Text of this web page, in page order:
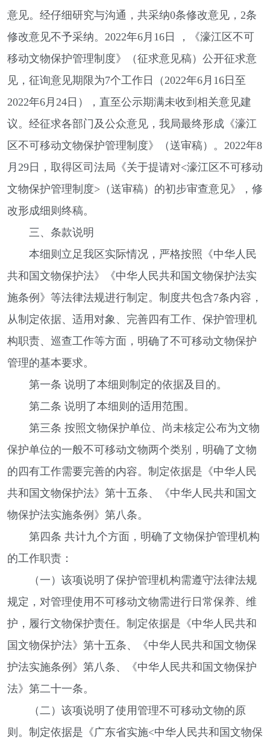
意见。经仔细研究与沟通，共采纳0条修改意见，2条
修改意见不予采纳。2022年6月16日 ，《濠江区不可
移动文物保护管理制度》（征求意见稿）公开征求意
见，征询意见期限为7个工作日（2022年6月16日至
2022年6月24日），直至公示期满未收到相关意见建
议。经征求各部门及公众意见，我局最终形成《濠江
区不可移动文物保护管理制度》（送审稿）。2022年8
月29日，取得区司法局《关于提请对<濠江区不可移动
文物保护管理制度>（送审稿）的初步审查意见》，修
改形成细则终稿。
三、条款说明
本细则立足我区实际情况，严格按照《中华人民
共和国文物保护法》《中华人民共和国文物保护法实
施条例》等法律法规进行制定。制度共包含7条内容，
从制定依据、适用对象、完善四有工作、保护管理机
构职责、巡查工作等方面，明确了不可移动文物保护
管理的基本要求。
第一条 说明了本细则制定的依据及目的。
第二条 说明了本细则的适用范围。
第三条 按照文物保护单位、尚未核定公布为文物
保护单位的一般不可移动文物两个类别，明确了文物
的四有工作需要完善的内容。制定依据是《中华人民
共和国文物保护法》第十五条、《中华人民共和国文
物保护法实施条例》第八条。
第四条 共计九个方面，明确了文物保护管理机构
的工作职责：
（一）该项说明了保护管理机构需遵守法律法规
规定，对管理使用不可移动文物需进行日常保养、维
护，履行文物保护责任。制定依据是《中华人民共和
国文物保护法》第十五条、《中华人民共和国文物保
护法实施条例》第八条、《中华人民共和国文物保护
法》第二十一条。
（二）该项说明了使用管理不可移动文物的原
则。制定依据是《广东省实施<中华人民共和国文物保